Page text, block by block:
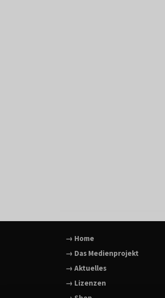
→ Home
→ Das Medienprojekt
→ Aktuelles
→ Lizenzen